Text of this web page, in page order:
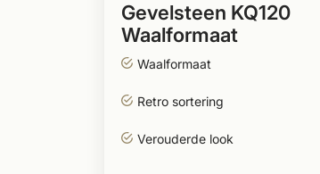
Gevelsteen KQ120
Waalformaat
Waalformaat
Retro sortering
Verouderde look